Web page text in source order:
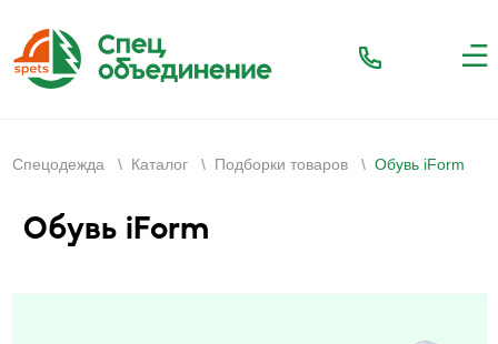
Спецодежда \ Каталог \ Подборки товаров \ Обувь iForm
Обувь iForm